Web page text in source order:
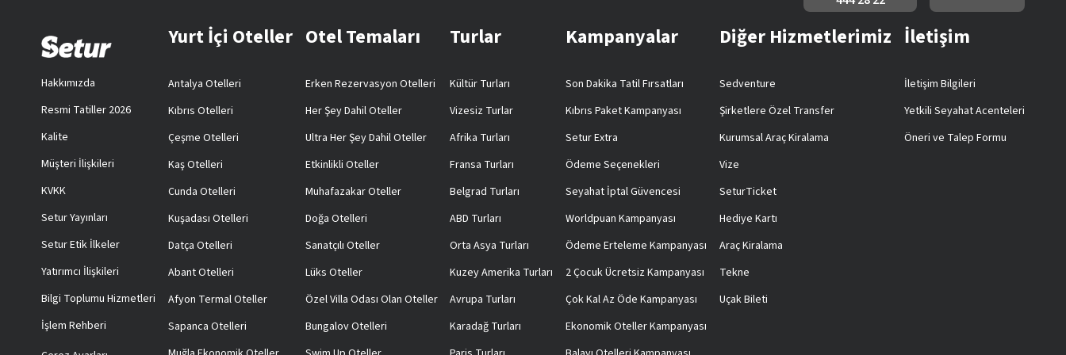
Hakkımızda
Resmi Tatiller 2026
Kalite
Müşteri İlişkileri
KVKK
Setur Yayınları
Setur Etik İlkeler
Yatırımcı İlişkileri
Bilgi Toplumu Hizmetleri
İşlem Rehberi
Yurt İçi Oteller
Antalya Otelleri
Kıbrıs Otelleri
Çeşme Otelleri
Kaş Otelleri
Cunda Otelleri
Kuşadası Otelleri
Datça Otelleri
Abant Otelleri
Afyon Termal Oteller
Sapanca Otelleri
Otel Temaları
Erken Rezervasyon Otelleri
Her Şey Dahil Oteller
Ultra Her Şey Dahil Oteller
Etkinlikli Oteller
Muhafazakar Oteller
Doğa Otelleri
Sanatçılı Oteller
Lüks Oteller
Özel Villa Odası Olan Oteller
Bungalov Otelleri
Turlar
Kültür Turları
Vizesiz Turlar
Afrika Turları
Fransa Turları
Belgrad Turları
ABD Turları
Orta Asya Turları
Kuzey Amerika Turları
Avrupa Turları
Karadağ Turları
Kampanyalar
Son Dakika Tatil Fırsatları
Kıbrıs Paket Kampanyası
Setur Extra
Ödeme Seçenekleri
Seyahat İptal Güvencesi
Worldpuan Kampanyası
Ödeme Erteleme Kampanyası
2 Çocuk Ücretsiz Kampanyası
Çok Kal Az Öde Kampanyası
Ekonomik Oteller Kampanyası
Diğer Hizmetlerimiz
Sedventure
Şirketlere Özel Transfer
Kurumsal Araç Kiralama
Vize
SeturTicket
Hediye Kartı
Araç Kiralama
Tekne
Uçak Bileti
İletişim
İletişim Bilgileri
Yetkili Seyahat Acenteleri
Öneri ve Talep Formu